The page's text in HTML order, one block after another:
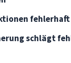
fehlerhaft
schlägt